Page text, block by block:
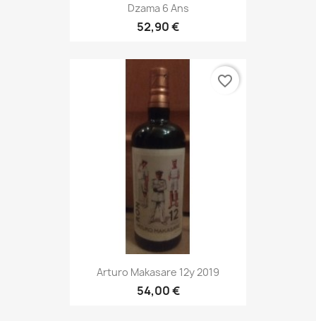
Dzama 6 Ans
52,90 €
Arturo Makasare 12y 2019
54,00 €
favorite_border